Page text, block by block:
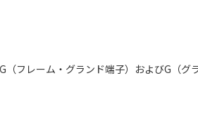
フレーム・グランド端子）およびG（